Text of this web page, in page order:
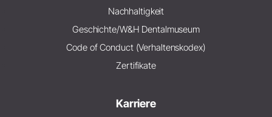
Nachhaltigkeit
Geschichte/W&H Dentalmuseum
Code of Conduct (Verhaltenskodex)
Zertifikate
Karriere